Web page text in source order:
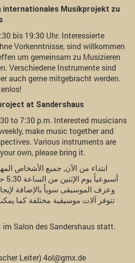
internationales Musikprojekt zu
bis 19:30 Uhr. Interessierte
Vorkenntnisse, sind willkommen
um gemeinsam zu Musizieren
Verschiedene Instrumente sind
auch gerne mitgebracht werden.
at Sandershaus
to 7:30 p.m. Interested musicians
make music together and
Various instruments are
own, please bring it.
ابتداء من الآن, جميع الأشخاص
وعزف الموسيقى سوياً بالإضافة
تتوفر آلات موسيقية مختلفة كما
Salon des Sandershaus statt.
Leiter) 4ol@gmx.de